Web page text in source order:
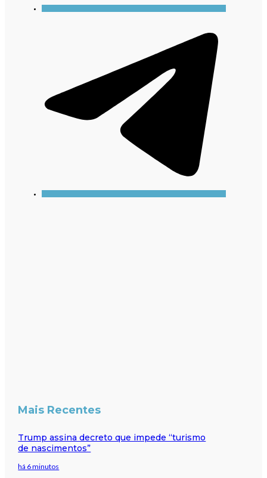
Mais Recentes
Trump assina decreto que impede “turismo
de nascimentos”
há 6 minutos